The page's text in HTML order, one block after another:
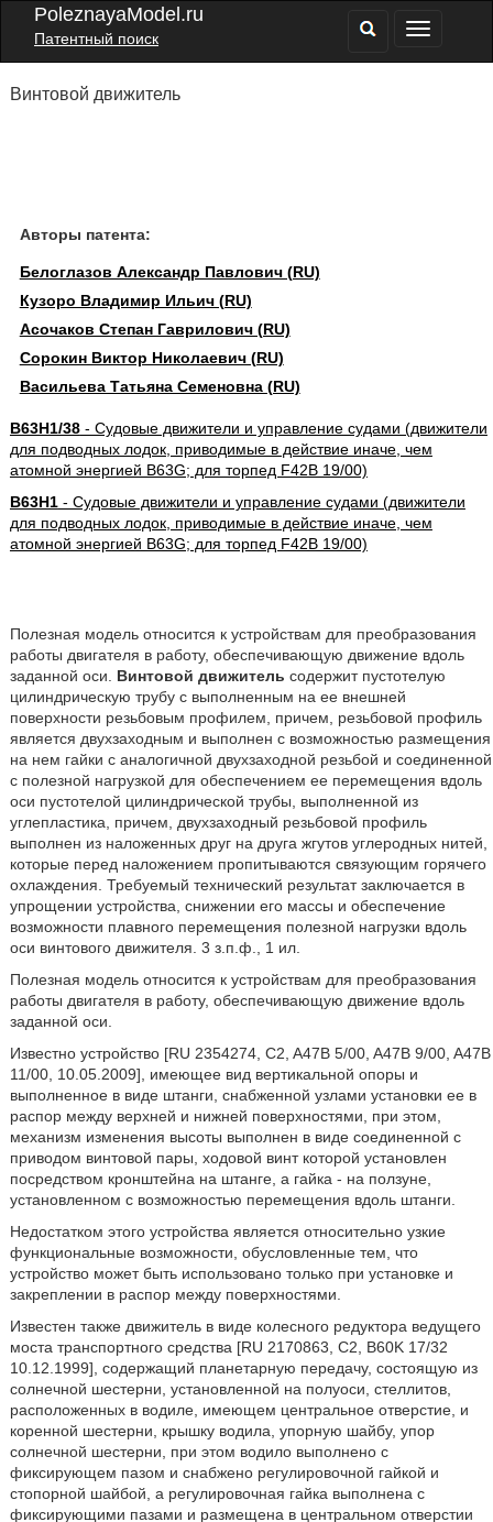
PoleznayaModel.ru
Патентный поиск
Винтовой движитель
Авторы патента:
Белоглазов Александр Павлович (RU)
Кузоро Владимир Ильич (RU)
Асочаков Степан Гаврилович (RU)
Сорокин Виктор Николаевич (RU)
Васильева Татьяна Семеновна (RU)
B63H1/38- Судовые движители и управление судами (движители
для подводных лодок, приводимые в действие иначе, чем
атомной энергией B63G; для торпед F42B 19/00)
B63H1- Судовые движители и управление судами (движители
для подводных лодок, приводимые в действие иначе, чем
атомной энергией B63G; для торпед F42B 19/00)
Полезная модель относится к устройствам для преобразования
работы двигателя в работу, обеспечивающую движение вдоль
заданной оси. Винтовой движитель содержит пустотелую
цилиндрическую трубу с выполненным на ее внешней
поверхности резьбовым профилем, причем, резьбовой профиль
является двухзаходным и выполнен с возможностью размещения
на нем гайки с аналогичной двухзаходной резьбой и соединенной
с полезной нагрузкой для обеспечением ее перемещения вдоль
оси пустотелой цилиндрической трубы, выполненной из
углепластика, причем, двухзаходный резьбовой профиль
выполнен из наложенных друг на друга жгутов углеродных нитей,
которые перед наложением пропитываются связующим горячего
охлаждения. Требуемый технический результат заключается в
упрощении устройства, снижении его массы и обеспечение
возможности плавного перемещения полезной нагрузки вдоль
оси винтового движителя. 3 з.п.ф., 1 ил.
Полезная модель относится к устройствам для преобразования
работы двигателя в работу, обеспечивающую движение вдоль
заданной оси.
Известно устройство [RU 2354274, C2, A47B 5/00, A47B 9/00, A47B
11/00, 10.05.2009], имеющее вид вертикальной опоры и
выполненное в виде штанги, снабженной узлами установки ее в
распор между верхней и нижней поверхностями, при этом,
механизм изменения высоты выполнен в виде соединенной с
приводом винтовой пары, ходовой винт которой установлен
посредством кронштейна на штанге, а гайка - на ползуне,
установленном с возможностью перемещения вдоль штанги.
Недостатком этого устройства является относительно узкие
функциональные возможности, обусловленные тем, что
устройство может быть использовано только при установке и
закреплении в распор между поверхностями.
Известен также движитель в виде колесного редуктора ведущего
моста транспортного средства [RU 2170863, C2, B60K 17/32
10.12.1999], содержащий планетарную передачу, состоящую из
солнечной шестерни, установленной на полуоси, стеллитов,
расположенных в водиле, имеющем центральное отверстие, и
коренной шестерни, крышку водила, упорную шайбу, упор
солнечной шестерни, при этом водило выполнено с
фиксирующем пазом и снабжено регулировочной гайкой и
стопорной шайбой, а регулировочная гайка выполнена с
фиксирующими пазами и размещена в центральном отверстии